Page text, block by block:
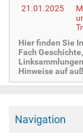
21.01.2025
Hier finden Sie
Fach
Hinweise auf
Navigation